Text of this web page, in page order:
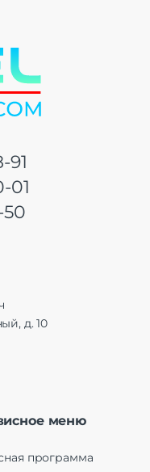
91
01
50
д. 10
меню
программа